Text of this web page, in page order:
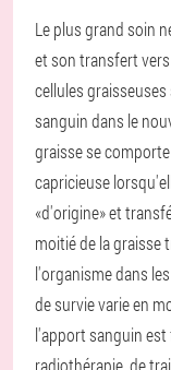
Le plus grand soin
et son transfert
cellules
sanguin dans le
graisse se
capricieuse
«d'origine» et
moitié de la graisse
l'organisme dans
de survie varie en
l'apport sanguin
radiothérapie, de